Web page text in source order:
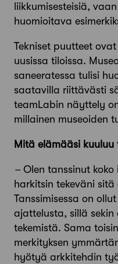
liikkumis­esteisiä,
huomioitava
Tekniset puutteet
uusissa tiloissa.
saneeratessa tulisi
saatavilla riittävästi
teamLabin näyttely
millainen museoiden
Mitä elämääsi kuuluu
– Olen tanssinut koko
harkitsin tekeväni
Tanssimisessa on
ajattelusta, sillä sekin
tekemistä. Sama
merkityksen
hyötyä arkkitehdin